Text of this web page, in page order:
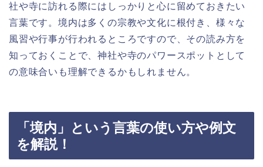
社や寺に訪れる際にはしっかりと心に留めておきたい
言葉です。境内は多くの宗教や文化に根付き、様々な
風習や行事が行われるところですので、その読み方を
知っておくことで、神社や寺のパワースポットとして
の意味合いも理解できるかもしれません。
「境内」という言葉の使い方や例文
を解説！